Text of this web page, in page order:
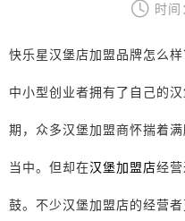
时
快乐星汉堡店加盟品牌怎么
中小型创业者拥有了自己的
期，众多汉堡加盟商怀揣着
当中。但却在汉堡加盟店经
鼓。不少汉堡加盟店的经营